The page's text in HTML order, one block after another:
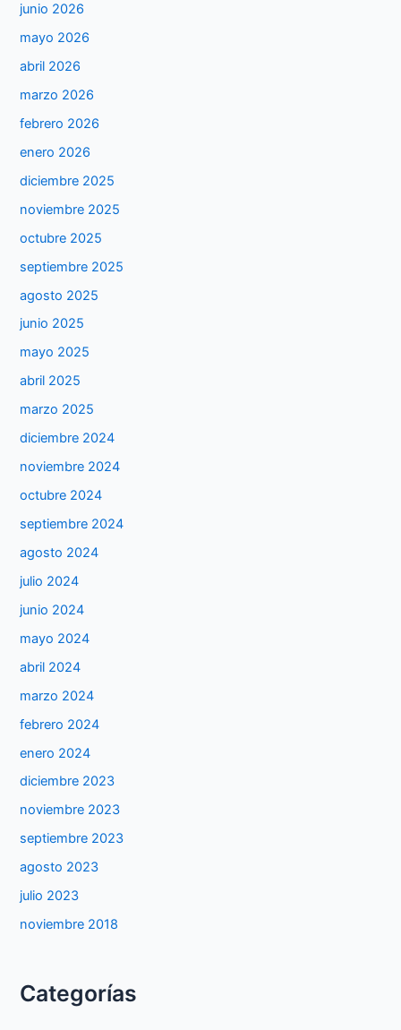
junio 2026
mayo 2026
abril 2026
marzo 2026
febrero 2026
enero 2026
diciembre 2025
noviembre 2025
octubre 2025
septiembre 2025
agosto 2025
junio 2025
mayo 2025
abril 2025
marzo 2025
diciembre 2024
noviembre 2024
octubre 2024
septiembre 2024
agosto 2024
julio 2024
junio 2024
mayo 2024
abril 2024
marzo 2024
febrero 2024
enero 2024
diciembre 2023
noviembre 2023
septiembre 2023
agosto 2023
julio 2023
noviembre 2018
Categorías